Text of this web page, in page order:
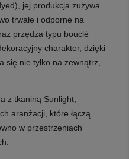
jej produkcja zużywa
trwałe i odporne na
przędza typu bouclé
charakter, dzięki
się nie tylko na zewnątrz,
z tkaniną Sunlight,
aranżacji, które łączą
w przestrzeniach